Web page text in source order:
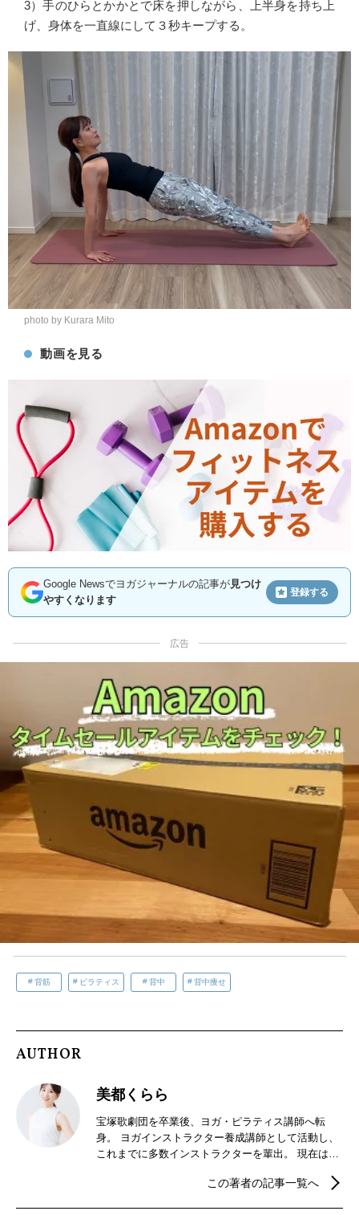
3）手のひらとかかとで床を押しながら、上半身を持ち上
げ、身体を一直線にして３秒キープする。
photo by Kurara Mito
動画を見る
Google Newsでヨガジャーナルの記事が見つけ
やすくなります
登録する
広告
背筋 ピラティス 背中 背中痩せ
AUTHOR
美都くらら
宝塚歌劇団を卒業後、ヨガ・ピラティス講師へ転
身。 ヨガインストラクター養成講師として活動し、
これまでに多数インストラクターを輩出。 現在は独
ィスの時間 を共有したい想いで、都内を中心にヨ
この著者の記事一覧へ